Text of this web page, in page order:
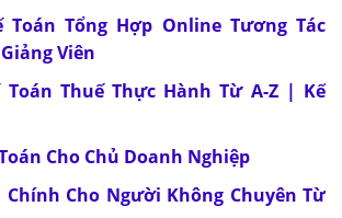
Toán Tổng Hợp Online Tương Tác
Viên
Toán Thuế Thực Hành Từ A-Z | Kế
Cho Chủ Doanh Nghiệp
Chính Cho Người Không Chuyên Từ